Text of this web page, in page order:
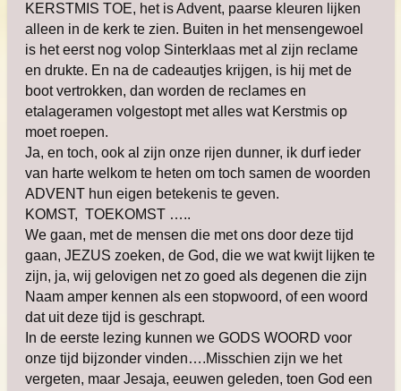
KERSTMIS TOE, het is Advent, paarse kleuren lijken
alleen in de kerk te zien. Buiten in het mensengewoel
is het eerst nog volop Sinterklaas met al zijn reclame
en drukte. En na de cadeautjes krijgen, is hij met de
boot vertrokken, dan worden de reclames en
etalageramen volgestopt met alles wat Kerstmis op
moet roepen.
Ja, en toch, ook al zijn onze rijen dunner, ik durf ieder
van harte welkom te heten om toch samen de woorden
ADVENT hun eigen betekenis te geven.
KOMST, TOEKOMST …..
We gaan, met de mensen die met ons door deze tijd
gaan, JEZUS zoeken, de God, die we wat kwijt lijken te
zijn, ja, wij gelovigen net zo goed als degenen die zijn
Naam amper kennen als een stopwoord, of een woord
dat uit deze tijd is geschrapt.
In de eerste lezing kunnen we GODS WOORD voor
onze tijd bijzonder vinden….Misschien zijn we het
vergeten, maar Jesaja, eeuwen geleden, toen God een